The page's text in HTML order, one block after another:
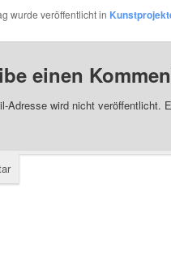
wurde veröffentlicht in
einen
Adresse wird nicht veröffentlicht.